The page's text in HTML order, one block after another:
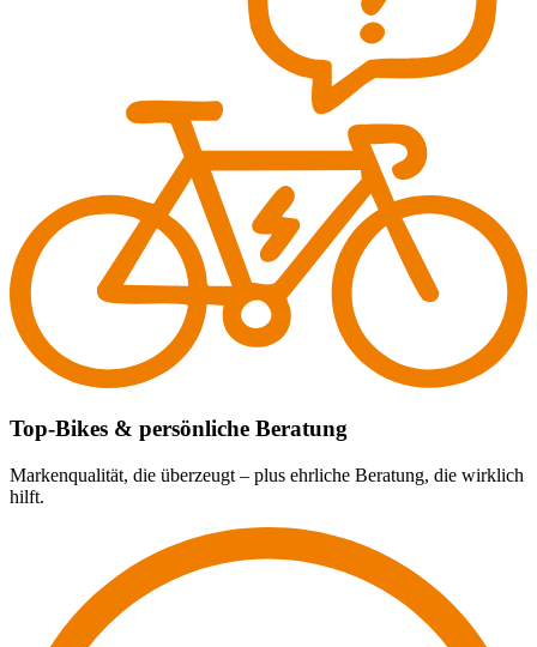
Top-Bikes & persönliche Beratung
Markenqualität, die überzeugt – plus ehrliche Beratung, die wirklich
hilft.